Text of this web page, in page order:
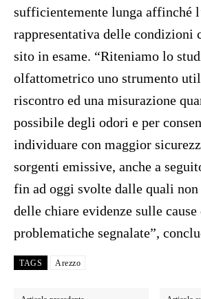
sufficientemente lunga affinché
rappresentativa delle condizioni
sito in esame. “Riteniamo lo
olfattometrico uno strumento
riscontro ed una misurazione
possibile degli odori e per
individuare con maggior
sorgenti emissive, anche a
fin ad oggi svolte dalle quali non
delle chiare evidenze sulle cause
problematiche segnalate”,
TAGS Arezzo